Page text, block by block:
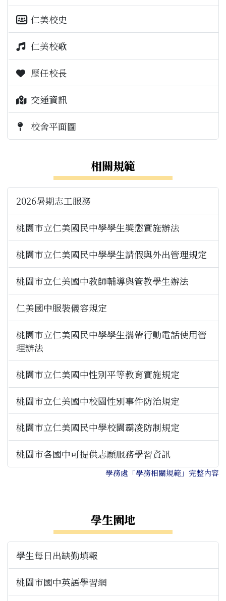
仁美校史
仁美校歌
歷任校長
交通資訊
校舍平面圖
相關規範
2026暑期志工服務
桃園市立仁美國民中學學生獎懲實施辦法
桃園市立仁美國民中學學生請假與外出管理規定
桃園市立仁美國中教師輔導與管教學生辦法
仁美國中服裝儀容規定
桃園市立仁美國民中學學生攜帶行動電話使用管
理辦法
桃園市立仁美國中性別平等教育實施規定
桃園市立仁美國中校園性別事件防治規定
桃園市立仁美國民中學校園霸凌防制規定
桃園市各國中可提供志願服務學習資訊
學務處「學務相關規範」完整內容
學生園地
學生每日出缺勤填報
桃園市國中英語學習網